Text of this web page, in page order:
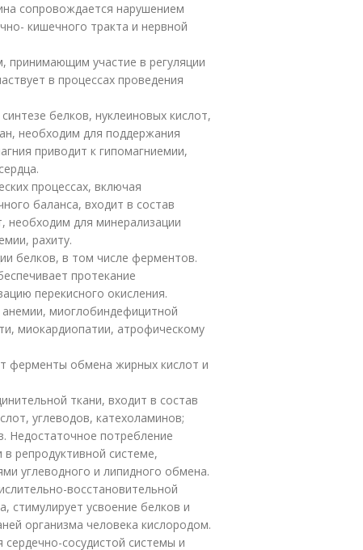
сопровождается нарушением
кишечного тракта и нервной
принимающим участие в регуляции
в процессах проведения
белков, нуклеиновых кислот,
необходим для поддержания
приводит к гипомагниемии,
процессах, включая
баланса, входит в состав
необходим для минерализации
рахиту.
белков, в том числе ферментов.
протекание
перекисного окисления.
миоглобиндефицитной
миокардиопатии, атрофическому
ферменты обмена жирных кислот и
ткани, входит в состав
углеводов, катехоламинов;
Недостаточное потребление
репродуктивной системе,
углеводного и липидного обмена.
восстановительной
стимулирует усвоение белков и
организма человека кислородом.
сосудистой системы и